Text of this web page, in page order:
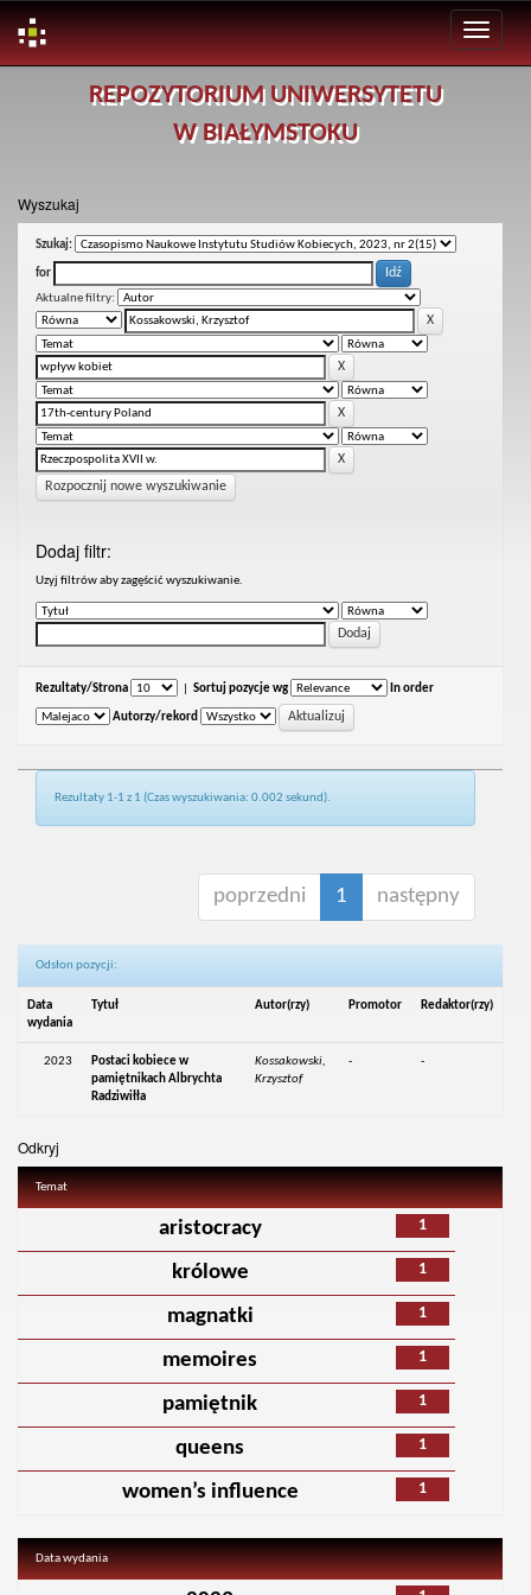
REPOZYTORIUM UNIWERSYTETU
W BIAŁYMSTOKU
Wyszukaj
Szukaj:
for
Aktualne filtry:
Rozpocznij nowe wyszukiwanie
Dodaj filtr:
Uzyj filtrów aby zagęścić wyszukiwanie.
Rezultaty/Strona Sortuj pozycje wg In order
Autorzy/rekord
Rezultaty 1-1 z 1 (Czas wyszukiwania: 0.002 sekund).
poprzedni 1 następny
Odsłon pozycji:
Data
wydania
Tytuł Autor(rzy) Promotor Redaktor(rzy)
2023
Postaci kobiece w
pamiętnikach Albrychta
Radziwiłła
Kossakowski,
Krzysztof
- -
Odkryj
Temat
1
aristocracy
1
królowe
1
magnatki
1
memoires
1
pamiętnik
1
queens
1
women’s influence
Data wydania